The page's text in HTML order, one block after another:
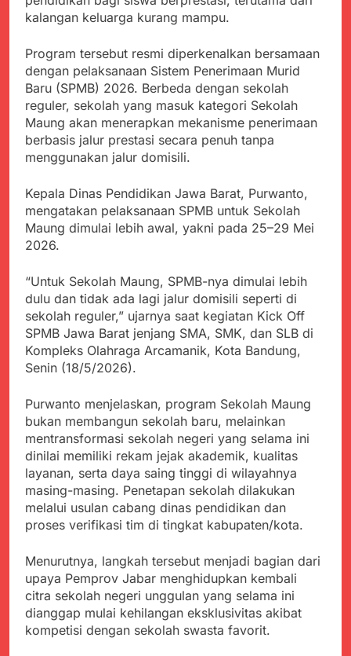
Kabupaten Sukabumi
Angkat Bicara
Satgas Yonif 310/KK
Lakukan Pengecatan
Kadinkes kab. Sukabumi
Angkat Bicara Terkait
Dugaan pembelian obat
yang akan Kadaluarsa
oleh Puskesmas
Juli 21, 2024
Diduga Pembelian Obat
oleh Puskesmas di
Kab. Sukabumi yang
akan Kadaluarsa.
Juli 20, 2024
Tunjukan
Bantuan Duka Cita
Juli 20, 2024
Polda Jabar Beberkan
Perkembangan
Terbaru Kasus Dago
Juli 20, 2024
Tuntas Dugaan
penyelewengan
Pengadaan Buku Simi
Juli 19, 2024
Diduga Kuat
Inspektorat Kab,
Sukabumi
menyalahgunakan
Juli 19, 2024
Sambut Tahun Ajaran
Bersihkan Lingkungan
Sekolah
Selisih APBD Tahun
2023 Kab.Sukabumi
Sebesar Rp 31 Miliar
Juli 16, 2024
Aksi Humanis Polri:
Kapolsek Kebonpedes
Bantu Lansia dengan
Kursi Roda, Warga Haru
dan Bersyukur
Agustus 7, 2026
Data Ganda Capai 6
Juta, BGN Benahi Basis
Makan Bergizi Gratis
Zulhas Pastikan SPPG
di Wilayah 3T Tuntas
Pekan Ini, Integrasi
Data MBG Hampir
Rampung
Agustus 6, 2026
Bobby Maulana Pastikan
Kawasan Kuliner Ahmad
kalangan keluarga kurang mampu.
Program tersebut resmi diperkenalkan bersamaan
dengan pelaksanaan Sistem Penerimaan Murid
Baru (SPMB) 2026. Berbeda dengan sekolah
reguler, sekolah yang masuk kategori Sekolah
Maung akan menerapkan mekanisme penerimaan
berbasis jalur prestasi secara penuh tanpa
menggunakan jalur domisili.
Kepala Dinas Pendidikan Jawa Barat, Purwanto,
mengatakan pelaksanaan SPMB untuk Sekolah
Maung dimulai lebih awal, yakni pada 25–29 Mei
2026.
“Untuk Sekolah Maung, SPMB-nya dimulai lebih
dulu dan tidak ada lagi jalur domisili seperti di
sekolah reguler,” ujarnya saat kegiatan Kick Off
SPMB Jawa Barat jenjang SMA, SMK, dan SLB di
Kompleks Olahraga Arcamanik, Kota Bandung,
Senin (18/5/2026).
Purwanto menjelaskan, program Sekolah Maung
bukan membangun sekolah baru, melainkan
mentransformasi sekolah negeri yang selama ini
dinilai memiliki rekam jejak akademik, kualitas
layanan, serta daya saing tinggi di wilayahnya
masing-masing. Penetapan sekolah dilakukan
melalui usulan cabang dinas pendidikan dan
proses verifikasi tim di tingkat kabupaten/kota.
Menurutnya, langkah tersebut menjadi bagian dari
upaya Pemprov Jabar menghidupkan kembali
citra sekolah negeri unggulan yang selama ini
dianggap mulai kehilangan eksklusivitas akibat
kompetisi dengan sekolah swasta favorit.